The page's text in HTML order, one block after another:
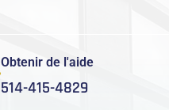
Obtenir de l'aide
514-415-4829